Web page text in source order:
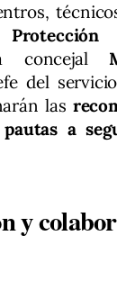
Protección
concejal
del servicio
las
a
y